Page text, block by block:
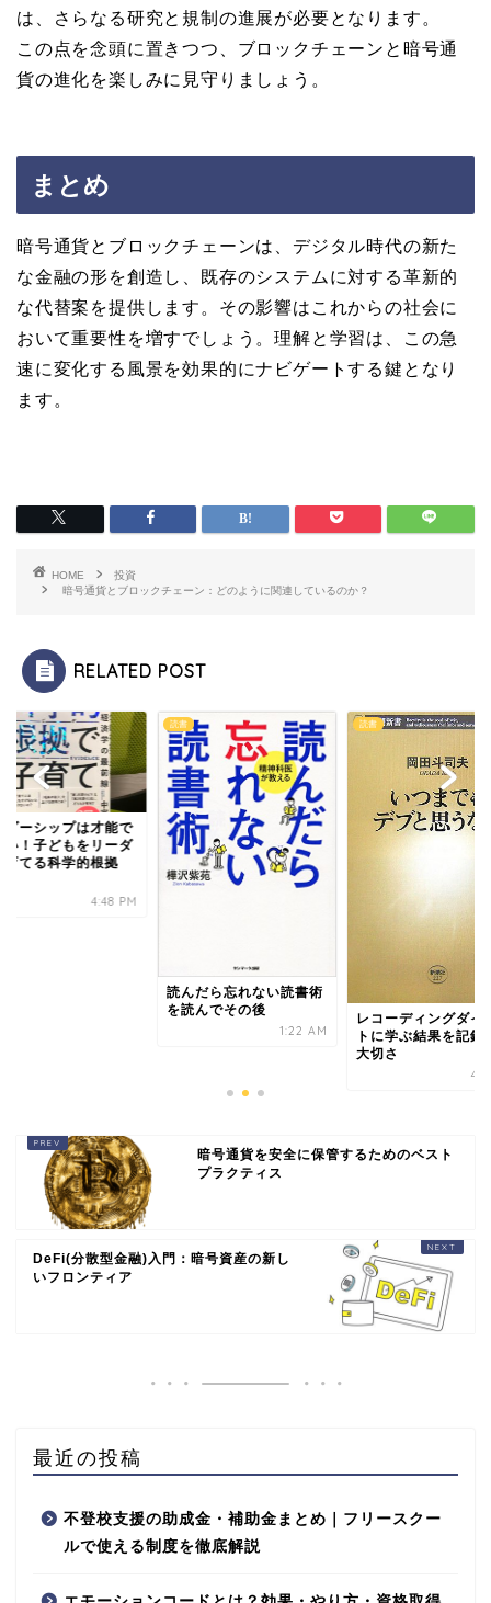
は、さらなる研究と規制の進展が必要となります。
この点を念頭に置きつつ、ブロックチェーンと暗号通
貨の進化を楽しみに見守りましょう。
まとめ
暗号通貨とブロックチェーンは、デジタル時代の新た
な金融の形を創造し、既存のシステムに対する革新的
な代替案を提供します。その影響はこれからの社会に
おいて重要性を増すでしょう。理解と学習は、この急
速に変化する風景を効果的にナビゲートする鍵となり
ます。
HOME
投資
暗号通貨とブロックチェーン：どのように関連しているのか？
RELATED POST
ダーシップは才能で
い！子どもをリーダ
育てる科学的根拠
4:48 PM
読書
読んだら忘れない読書術
を読んでその後
1:22 AM
読書
レコーディングダイ
トに学ぶ結果を記録
大切さ
暗号通貨を安全に保管するためのベスト
プラクティス
DeFi(分散型金融)入門：暗号資産の新し
いフロンティア
最近の投稿
不登校支援の助成金・補助金まとめ｜フリースクー
ルで使える制度を徹底解説